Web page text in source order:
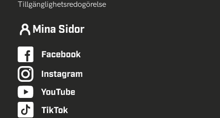
Tillgänglighetsredogörelse
Mina Sidor